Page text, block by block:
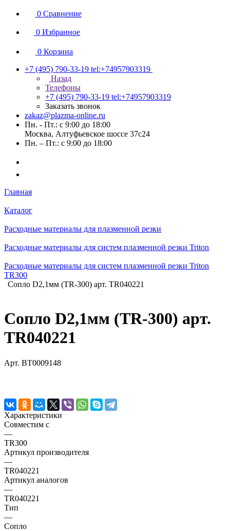
0 Сравнение
0 Избранное
0 Корзина
+7 (495) 790-33-19 tel:+74957903319
Назад
Телефоны
+7 (495) 790-33-19 tel:+74957903319
Заказать звонок
zakaz@plazma-online.ru
Пн. - Пт.: с 9:00 до 18:00
Москва, Алтуфьевское шоссе 37с24
Пн. – Пт.: с 9:00 до 18:00
Главная
Каталог
Расходные материалы для плазменной резки
Расходные материалы для систем плазменной резки Triton
Расходные материалы для систем плазменной резки Triton
TR300
Сопло D2,1мм (TR-300) арт. TR040221
Сопло D2,1мм (TR-300) арт.
TR040221
Арт. BT0009148
Характеристики
Совместим с
—
TR300
Артикул производителя
—
TR040221
Артикул аналогов
—
TR040221
Тип
—
Сопло